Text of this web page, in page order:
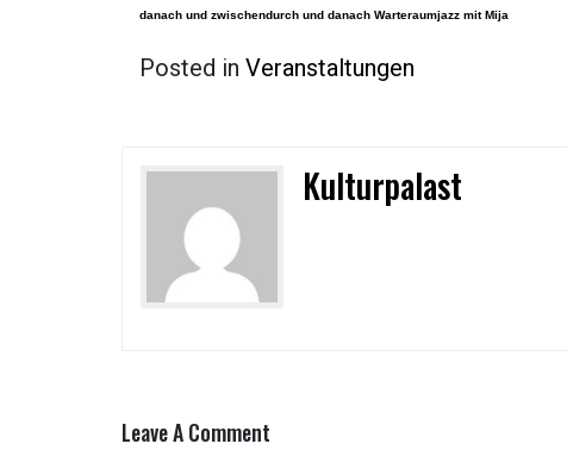
danach und zwischendurch und danach Warteraumjazz mit Mija
Posted in Veranstaltungen
Kulturpalast
Leave A Comment